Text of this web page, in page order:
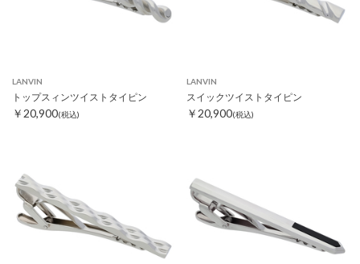
LANVIN
トップスィンツイストタイピン
￥20,900(税込)
LANVIN
スイックツイストタイピン
￥20,900(税込)